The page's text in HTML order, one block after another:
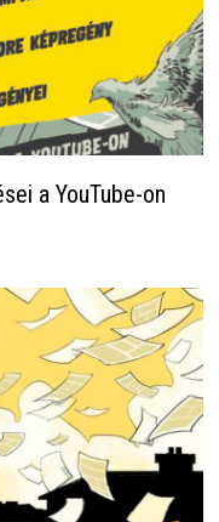
a YouTube-on